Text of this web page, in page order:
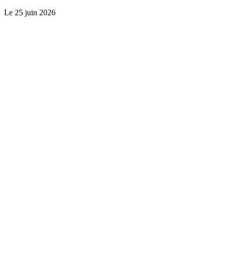
Le 25 juin 2026